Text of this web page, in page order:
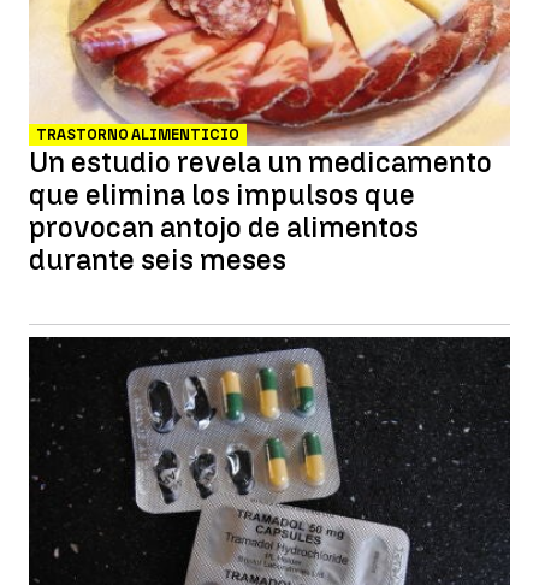
TRASTORNO ALIMENTICIO
Un estudio revela un medicamento
que elimina los impulsos que
provocan antojo de alimentos
durante seis meses